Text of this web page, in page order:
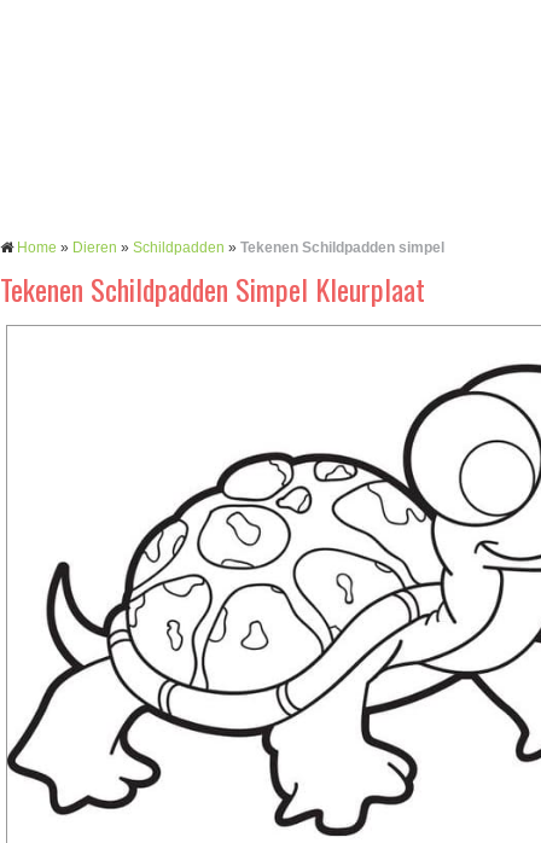
Home » Dieren » Schildpadden » Tekenen Schildpadden simpel
Tekenen Schildpadden Simpel Kleurplaat